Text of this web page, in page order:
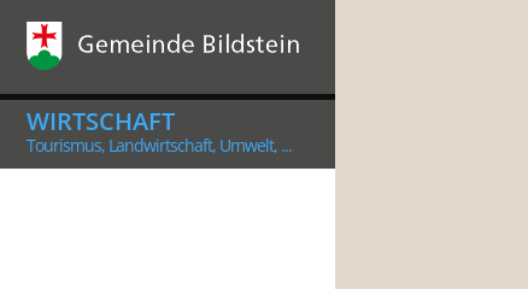
WIRTSCHAFT
Tourismus, Landwirtschaft, Umwelt, ...